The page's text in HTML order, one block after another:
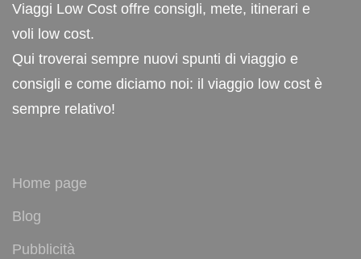
Viaggi Low Cost offre consigli, mete, itinerari e
voli low cost.
Qui troverai sempre nuovi spunti di viaggio e
consigli e come diciamo noi: il viaggio low cost è
sempre relativo!
Home page
Blog
Pubblicità